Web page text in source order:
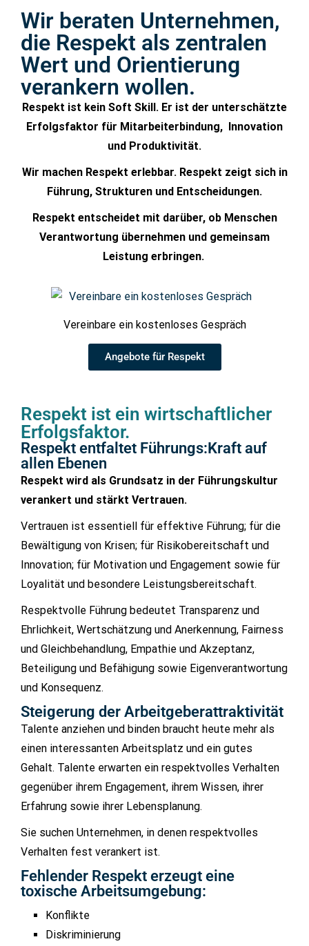
Wir beraten Unternehmen,
die Respekt als zentralen
Wert und Orientierung
verankern wollen.
Respekt ist kein Soft Skill. Er ist der unterschätzte
Erfolgsfaktor für Mitarbeiterbindung, Innovation
und Produktivität.
Wir machen Respekt erlebbar. Respekt zeigt sich in
Führung, Strukturen und Entscheidungen.
Respekt entscheidet mit darüber, ob Menschen
Verantwortung übernehmen und gemeinsam
Leistung erbringen.
Vereinbare ein kostenloses Gespräch
Angebote für Respekt
Respekt ist ein wirtschaftlicher
Erfolgsfaktor.
Respekt entfaltet Führungs:Kraft auf
allen Ebenen
Respekt wird als Grundsatz in der Führungskultur
verankert und stärkt Vertrauen.
Vertrauen ist essentiell für effektive Führung; für die
Bewältigung von Krisen; für Risikobereitschaft und
Innovation; für Motivation und Engagement sowie für
Loyalität und besondere Leistungsbereitschaft.
Respektvolle Führung bedeutet Transparenz und
Ehrlichkeit, Wertschätzung und Anerkennung, Fairness
und Gleichbehandlung, Empathie und Akzeptanz,
Beteiligung und Befähigung sowie Eigenverantwortung
und Konsequenz.
Steigerung der Arbeitgeberattraktivität
Talente anziehen und binden braucht heute mehr als
einen interessanten Arbeitsplatz und ein gutes
Gehalt. Talente erwarten ein respektvolles Verhalten
gegenüber ihrem Engagement, ihrem Wissen, ihrer
Erfahrung sowie ihrer Lebensplanung.
Sie suchen Unternehmen, in denen respektvolles
Verhalten fest verankert ist.
Fehlender Respekt erzeugt eine
toxische Arbeitsumgebung:
Konflikte
Diskriminierung